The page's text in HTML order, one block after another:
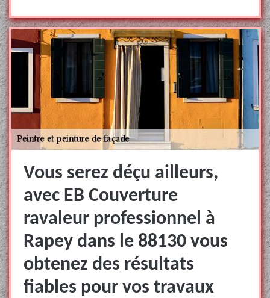
Vous serez déçu ailleurs,
avec EB Couverture
ravaleur professionnel à
Rapey dans le 88130 vous
obtenez des résultats
fiables pour vos travaux